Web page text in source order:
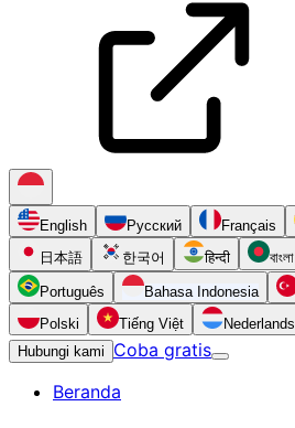
English Русский Français
日本語
한국어 हिन्दी বাংলা
Português Bahasa Indonesia
Polski
Tiếng Việt Nederlands
Hubungi kami
Coba gratis
Beranda